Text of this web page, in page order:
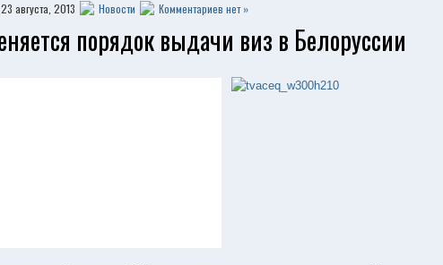
23 августа, 2013 Новости Комментариев нет »
порядок выдачи виз в Белоруссии